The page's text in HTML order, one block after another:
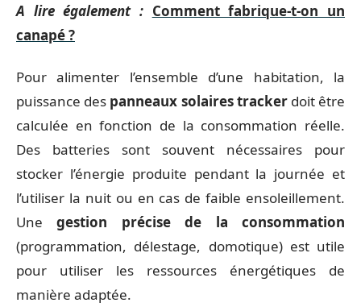
A lire également : Comment fabrique-t-on un
canapé ?
Pour alimenter l’ensemble d’une habitation, la
puissance des panneaux solaires trackerdoit être
calculée en fonction de la consommation réelle.
Des batteries sont souvent nécessaires pour
stocker l’énergie produite pendant la journée et
l’utiliser la nuit ou en cas de faible ensoleillement.
Unegestion précise de la consommation
(programmation, délestage, domotique) est utile
pour utiliser les ressources énergétiques de
manière adaptée.